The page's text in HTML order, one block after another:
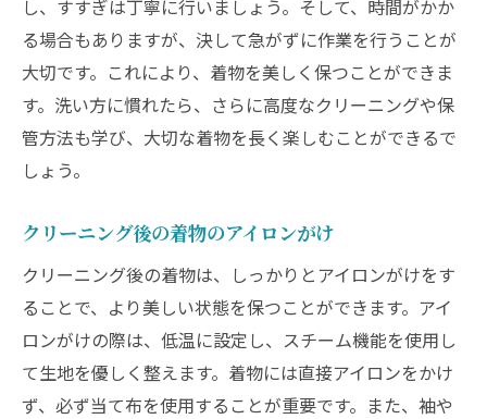
し、すすぎは丁寧に行いましょう。そして、時間がかか
る場合もありますが、決して急がずに作業を行うことが
大切です。これにより、着物を美しく保つことができま
す。洗い方に慣れたら、さらに高度なクリーニングや保
管方法も学び、大切な着物を長く楽しむことができるで
しょう。
クリーニング後の着物のアイロンがけ
クリーニング後の着物は、しっかりとアイロンがけをす
ることで、より美しい状態を保つことができます。アイ
ロンがけの際は、低温に設定し、スチーム機能を使用し
て生地を優しく整えます。着物には直接アイロンをかけ
ず、必ず当て布を使用することが重要です。また、袖や